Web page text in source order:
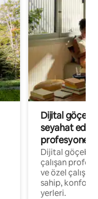
Dijital
seyahat eden
Dijital
çalışan
ve özel
sahip,
yerleri.